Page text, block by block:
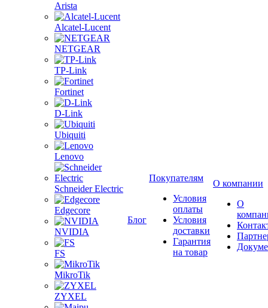
Arista
Alcatel-Lucent
NETGEAR
TP-Link
Fortinet
D-Link
Ubiquiti
Lenovo
Schneider Electric
Edgecore
NVIDIA
FS
MikroTik
ZYXEL
Блог
Покупателям
Условия
оплаты
Условия
доставки
Гарантия
на товар
О компании
О